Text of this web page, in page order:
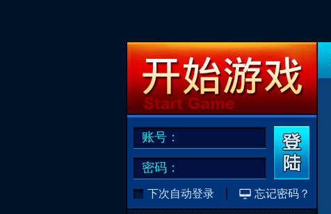
账号：
密码：
下次自动登录 忘记密码？